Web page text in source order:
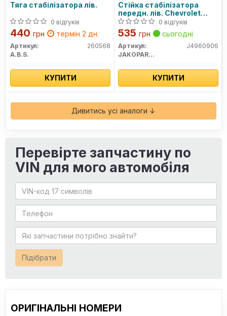
Тяга стабілізатора лів.
0 відгуків
440 грн термін 2 дн.
Артикул:
260568
A.B.S.
КУПИТИ
Стійка стабілізатора
передн. лів. Chevrolet
Captiva (вир-во Jakoparts)
0 відгуків
535 грн сьогодні
Артикул:
J4960906
JAKOPARTS
КУПИТИ
Дивитись усі аналоги ↓
Перевірте запчастину по
VIN для мого автомобіля
Підібрати
ОРИГІНАЛЬНІ НОМЕРИ